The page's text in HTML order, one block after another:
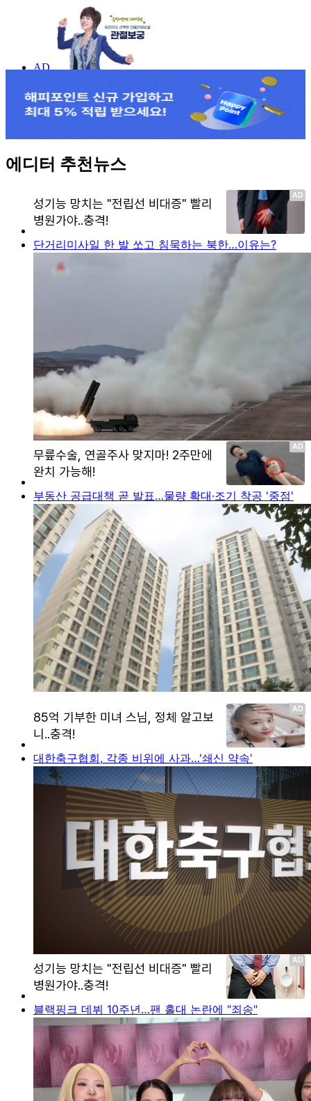
에디터 추천뉴스
단거리미사일 한 발 쏘고 침묵하는 북한…이유는?
부동산 공급대책 곧 발표…물량 확대·조기 착공 '중점'
대한축구협회, 각종 비위에 사과…'쇄신 약속'
블랙핑크 데뷔 10주년…팬 홀대 논란에 "죄송"